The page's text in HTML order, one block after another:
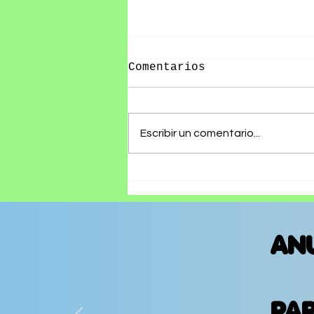
álbum que convierte
Comentarios
Escribir un comentario...